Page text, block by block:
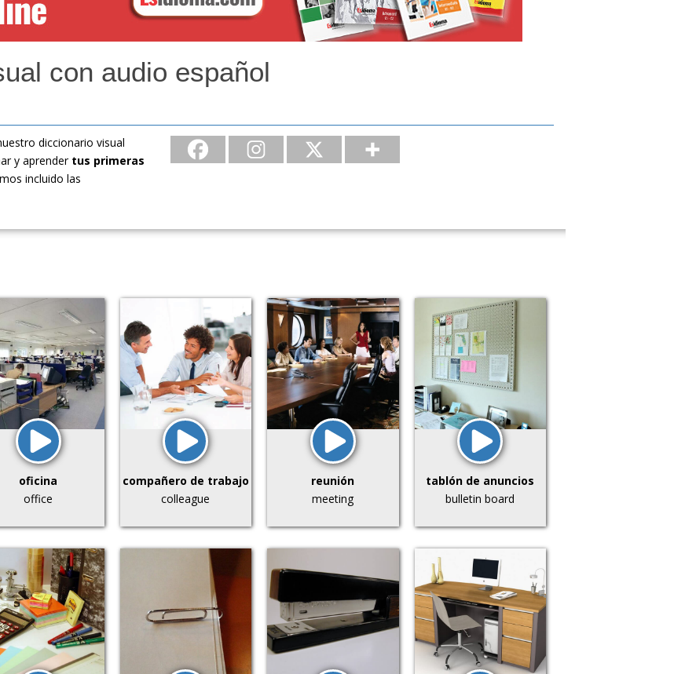
con audio español
diccionario visual
y aprender tus primeras
incluido las
oficina
office
compañero de trabajo
colleague
reunión
meeting
tablón de anuncios
bulletin board